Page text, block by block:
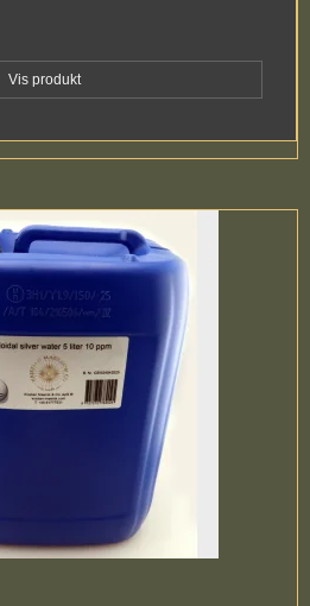
Vis produkt